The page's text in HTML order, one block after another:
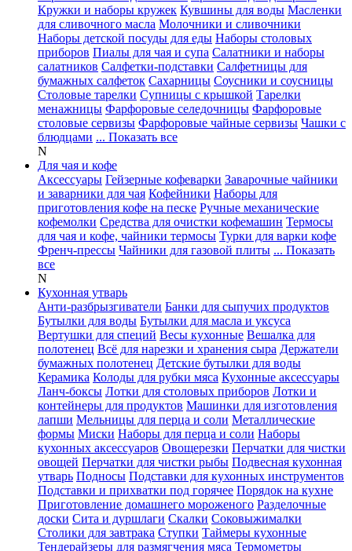
Кружки и наборы кружек Кувшины для воды Масленки
для сливочного масла Молочники и сливочники
Наборы детской посуды для еды Наборы столовых
приборов Пиалы для чая и супа Салатники и наборы
салатников Салфетки-подставки Салфетницы для
бумажных салфеток Сахарницы Соусники и соусницы
Столовые тарелки Супницы с крышкой Тарелки
менажницы Фарфоровые селедочницы Фарфоровые
столовые сервизы Фарфоровые чайные сервизы Чашки с
блюдцами ... Показать все
N
Для чая и кофе
Аксессуары Гейзерные кофеварки Заварочные чайники
и заварники для чая Кофейники Наборы для
приготовления кофе на песке Ручные механические
кофемолки Средства для очистки кофемашин Термосы
для чая и кофе, чайники термосы Турки для варки кофе
Френч-прессы Чайники для газовой плиты ... Показать
все
N
Кухонная утварь
Анти-разбрызгиватели Банки для сыпучих продуктов
Бутылки для воды Бутылки для масла и уксуса
Вертушки для специй Весы кухонные Вешалка для
полотенец Всё для нарезки и хранения сыра Держатели
бумажных полотенец Детские бутылки для воды
Керамика Колоды для рубки мяса Кухонные аксессуары
Ланч-боксы Лотки для столовых приборов Лотки и
контейнеры для продуктов Машинки для изготовления
лапши Мельницы для перца и соли Металлические
формы Миски Наборы для перца и соли Наборы
кухонных аксессуаров Овощерезки Перчатки для чистки
овощей Перчатки для чистки рыбы Подвесная кухонная
утварь Подносы Подставки для кухонных инструментов
Подставки и прихватки под горячее Порядок на кухне
Приготовление домашнего мороженого Разделочные
доски Сита и дуршлаги Скалки Соковыжималки
Столики для завтрака Ступки Таймеры кухонные
Тендерайзеры для размягчения мяса Термометры